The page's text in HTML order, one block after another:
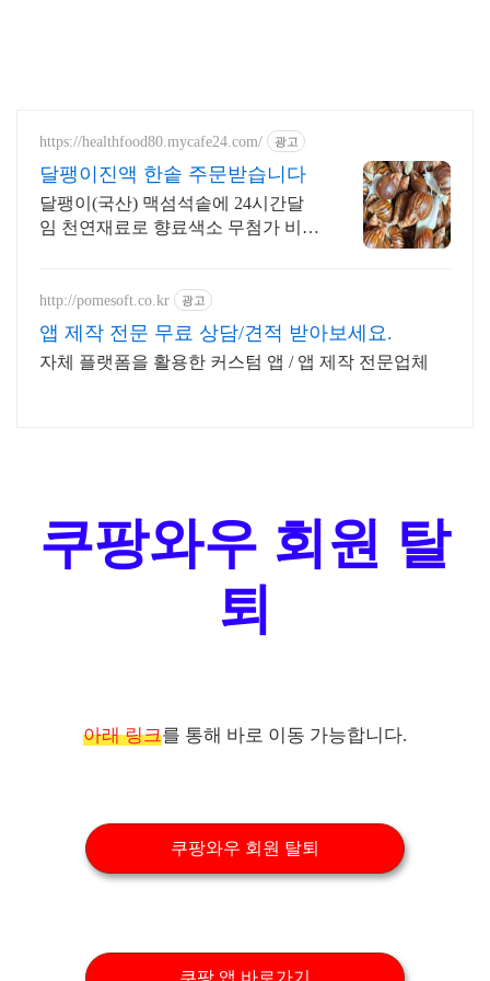
https://healthfood80.mycafe24.com/ 광고
달팽이진액 한솥 주문받습니다
달팽이(국산) 맥섬석솥에 24시간달
임 천연재료로 향료색소 무첨가 비린
http://pomesoft.co.kr 광고
앱 제작 전문 무료 상담/견적 받아보세요.
자체 플랫폼을 활용한 커스텀 앱 / 앱 제작 전문업체
쿠팡와우 회원 탈
퇴
아래 링크를 통해 바로 이동 가능합니다.
쿠팡와우 회원 탈퇴
쿠팡 앱 바로가기